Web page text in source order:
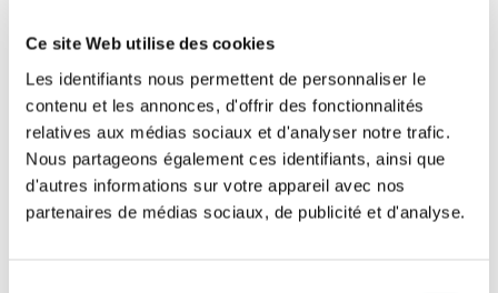
Ce site Web utilise des cookies
Les identifiants nous permettent de personnaliser le
contenu et les annonces, d'offrir des fonctionnalités
relatives aux médias sociaux et d'analyser notre trafic.
Nous partageons également ces identifiants, ainsi que
d'autres informations sur votre appareil avec nos
partenaires de médias sociaux, de publicité et d'analyse.
Slide the words!
Be careful, the words that have a capital letter are those that start
the sentences, look also where is the period, it is it that ends the
sentence.
cette